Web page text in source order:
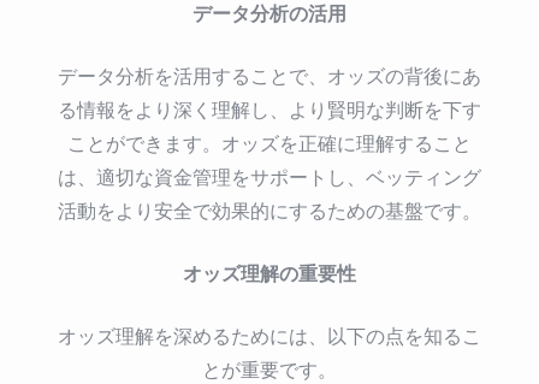
データ分析の活用
データ分析を活用することで、オッズの背後にあ
る情報をより深く理解し、より賢明な判断を下す
ことができます。オッズを正確に理解すること
は、適切な資金管理をサポートし、ベッティング
活動をより安全で効果的にするための基盤です。
オッズ理解の重要性
オッズ理解を深めるためには、以下の点を知るこ
とが重要です。